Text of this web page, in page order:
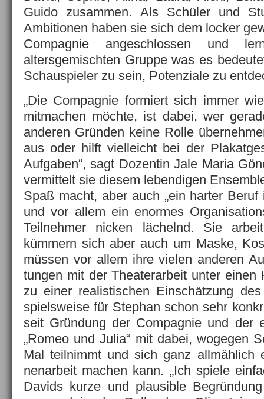
Guido zusammen. Als Schüler und
Ambitionen haben sie sich dem locker
Compagnie angeschlossen und
altersgemischten Gruppe was es
Schauspieler zu sein, Potenziale zu
„Die Compagnie formiert sich immer
mitmachen möchte, ist dabei, wer
anderen Gründen keine Rolle
aus oder hilft vielleicht bei der
Aufgaben“, sagt Dozentin Jale Maria
vermittelt sie diesem lebendigen
Spaß macht, aber auch „ein harter
und vor allem ein enormes
Teilnehmer nicken lächelnd. Sie
kümmern sich aber auch um Maske,
müssen vor allem ihre vielen anderen
tungen mit der Theaterarbeit unter einen
zu einer realistischen Einschätzung
spielsweise für Stephan schon sehr
seit Gründung der Compagnie und der
„Romeo und Julia“ mit dabei, wogegen
Mal teilnimmt und sich ganz
nenarbeit machen kann. „Ich spiele
Davids kurze und plausible